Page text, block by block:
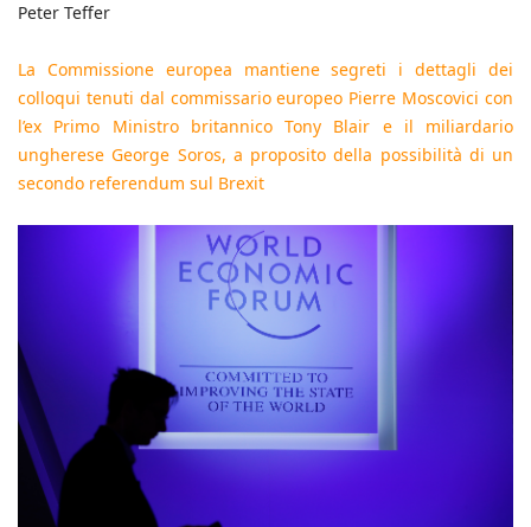
Peter Teffer
La Commissione europea mantiene segreti i dettagli dei
colloqui tenuti dal commissario europeo Pierre Moscovici con
l’ex Primo Ministro britannico Tony Blair e il miliardario
ungherese George Soros, a proposito della possibilità di un
secondo referendum sul Brexit